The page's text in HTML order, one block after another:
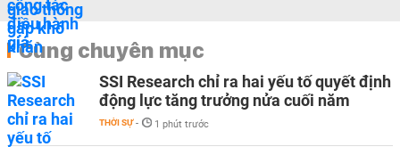
Cùng chuyên mục
SSI Research chỉ ra hai yếu tố quyết định
động lực tăng trưởng nửa cuối năm
THỜI SỰ - 1 phút trước